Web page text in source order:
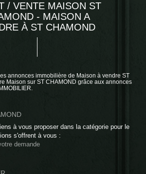
/ VENTE MAISON ST
- MAISON A
À ST CHAMOND
annonces immobilière de Maison à vendre ST
Maison sur ST CHAMOND grâce aux annonces
à vous proposer dans la catégorie pour le
s'offrent à vous :
demande